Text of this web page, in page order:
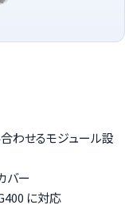
わせるモジュール設
バー
に対応